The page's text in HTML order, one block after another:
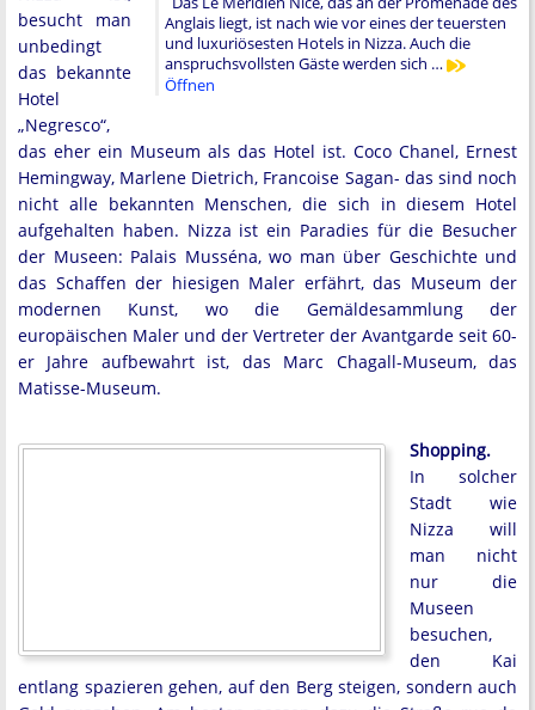
Anglais liegt, ist nach wie vor eines der teuersten
und luxuriösesten Hotels in Nizza. Auch die
anspruchsvollsten Gäste werden sich …
Öffnen
besucht man
unbedingt
das bekannte
Hotel
„Negresco“,
das eher ein Museum als das Hotel ist. Coco Chanel, Ernest
Hemingway, Marlene Dietrich, Francoise Sagan- das sind noch
nicht alle bekannten Menschen, die sich in diesem Hotel
aufgehalten haben. Nizza ist ein Paradies für die Besucher
der Museen: Palais Musséna, wo man über Geschichte und
das Schaffen der hiesigen Maler erfährt, das Museum der
modernen Kunst, wo die Gemäldesammlung der
europäischen Maler und der Vertreter der Avantgarde seit 60-
er Jahre aufbewahrt ist, das Marc Chagall-Museum, das
Matisse-Museum.
Shopping.
In solcher
Stadt wie
Nizza will
man nicht
nur die
Museen
besuchen,
den Kai
entlang spazieren gehen, auf den Berg steigen, sondern auch